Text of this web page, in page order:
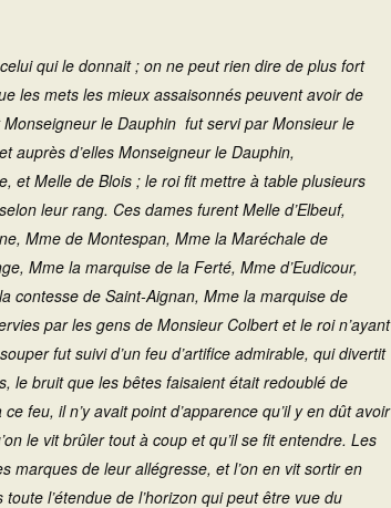
qui le donnait ; on ne peut rien dire de plus fort
les mets les mieux assaisonnés peuvent avoir de
le Dauphin fut servi par Monsieur le
auprès d’elles Monseigneur le Dauphin,
et Melle de Blois ; le roi fit mettre à table plusieurs
leur rang. Ces dames furent Melle d’Elbeuf,
Mme de Montespan, Mme la Maréchale de
Mme la marquise de la Ferté, Mme d’Eudicour,
contesse de Saint-Aignan, Mme la marquise de
par les gens de Monsieur Colbert et le roi n’ayant
fut suivi d’un feu d’artifice admirable, qui divertit
le bruit que les bêtes faisaient était redoublé de
feu, il n’y avait point d’apparence qu’il y en dût avoir
le vit brûler tout à coup et qu’il se fit entendre. Les
marques de leur allégresse, et l’on en vit sortir en
l’étendue de l’horizon qui peut être vue du